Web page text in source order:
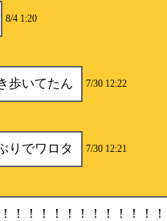
8/4 1:20
歩いてたん 7/30 12:22
りでワロタ 7/30 12:21
！！！！！！！！！！！